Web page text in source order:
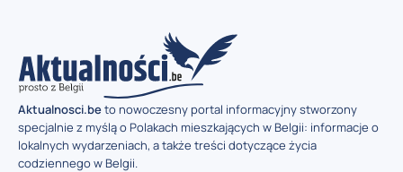
Aktualnosci.beto nowoczesny portal informacyjny stworzony
specjalnie z myślą o Polakach mieszkających w Belgii: informacje o
lokalnych wydarzeniach, a także treści dotyczące życia
codziennego w Belgii.